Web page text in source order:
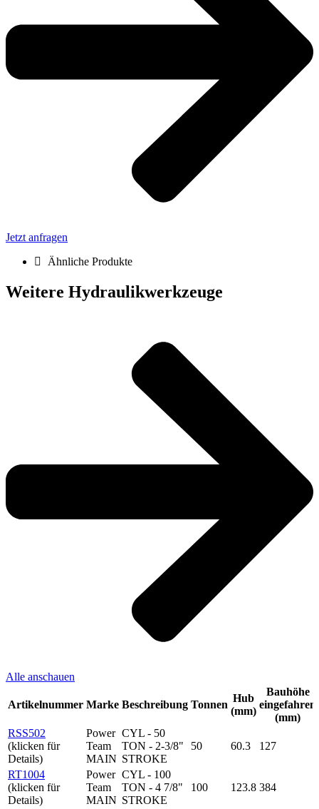
Jetzt anfragen
Ähnliche Produkte
Weitere Hydraulikwerkzeuge
Alle anschauen
Artikelnummer Marke Beschreibung Tonnen
Hub
(mm)
Bauhöhe
eingefahren
(mm)
RSS502
(klicken für
Details)
Power
Team
MAIN
CYL - 50
TON - 2-3/8"
STROKE
50 60.3 127
RT1004
(klicken für
Details)
Power
Team
MAIN
CYL - 100
TON - 4 7/8"
STROKE
100 123.8 384